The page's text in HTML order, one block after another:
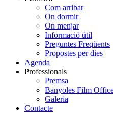
Com arribar
On dormir
On menjar
Informació útil
Preguntes Freqüents
Propostes per dies
Agenda
Professionals
Premsa
Banyoles Film
Galeria
Contacte